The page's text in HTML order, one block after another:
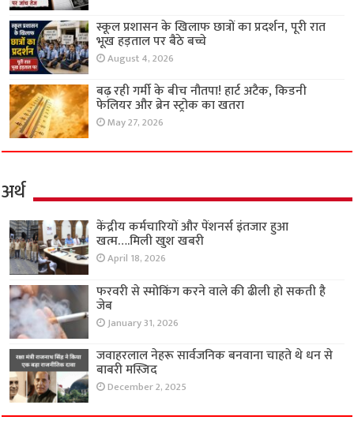
स्कूल प्रशासन के खिलाफ छात्रों का प्रदर्शन, पूरी रात
भूख हड़ताल पर बैठे बच्चे
August 4, 2026
बढ़ रही गर्मी के बीच नौतपा! हार्ट अटैक, किडनी
फेलियर और ब्रेन स्ट्रोक का खतरा
May 27, 2026
अर्थ
केंद्रीय कर्मचारियों और पेंशनर्स इंतजार हुआ
खत्म….मिली खुश खबरी
April 18, 2026
फरवरी से स्मोकिंग करने वाले की ढीली हो सकती है
जेब
January 31, 2026
जवाहरलाल नेहरू सार्वजनिक बनवाना चाहते थे धन से
बाबरी मस्जिद
December 2, 2025